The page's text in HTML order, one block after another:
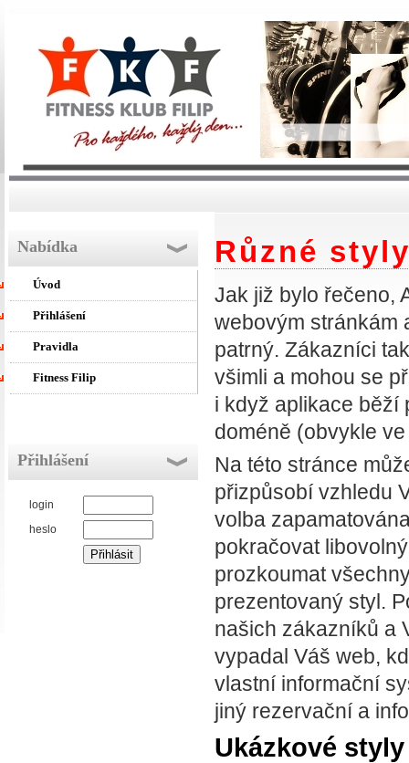
Nabídka
Úvod
Přihlášení
Pravidla
Fitness Filip
Přihlášení
login
heslo
Různé
Jak již bylo řečeno,
webovým stránkám
patrný. Zákazníci
všimli a mohou se
i když aplikace běží
doméně (obvykle
Na této stránce
přizpůsobí vzhledu
volba
pokračovat
prozkoumat
prezentovaný styl.
našich zákazníků a
vypadal Váš web,
vlastní informační
jiný rezervační a
Ukázkové styly